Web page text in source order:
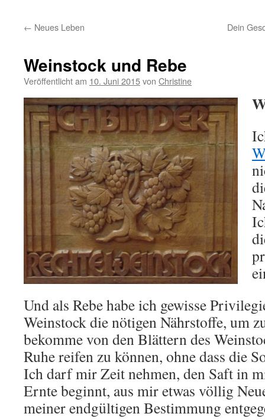
← Neues Leben Dein
Weinstock und Rebe
Veröffentlicht am 10. Juni 2015von Christine
Und als Rebe habe ich gewisse
Weinstock die nötigen Nährstoffe, um
bekomme von den Blättern des
Ruhe reifen zu können, ohne dass die
Ich darf mir Zeit nehmen, den Saft in
Ernte beginnt, aus mir etwas völlig
meiner endgültigen Bestimmung